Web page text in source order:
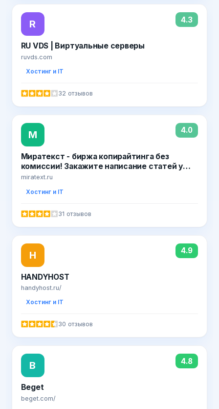
R 4.3
RU VDS | Виртуальные серверы
ruvds.com
Хостинг и IT
32 отзывов
М 4.0
Миратекст - биржа копирайтинга без
комиссии! Закажите написание статей у
профессионалов!
miratext.ru
Хостинг и IT
31 отзывов
H 4.9
HANDYHOST
handyhost.ru/
Хостинг и IT
30 отзывов
B 4.8
Beget
beget.com/